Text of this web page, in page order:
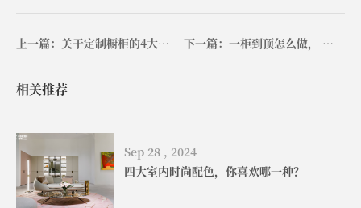
上一篇：关于定制橱柜的4大要点，不能忽视！ 下一篇：一柜到顶怎么做， 看完秒懂！
相关推荐
Sep 28 , 2024
四大室内时尚配色，你喜欢哪一种？